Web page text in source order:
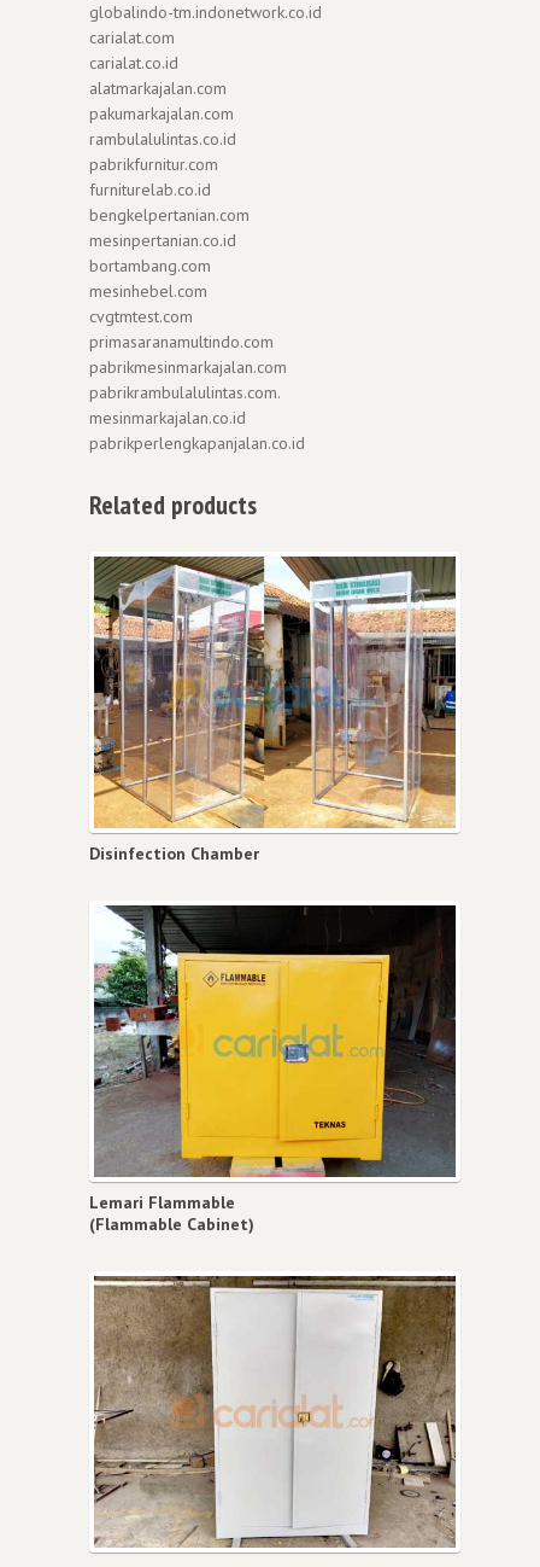
globalindo-tm.indonetwork.co.id
carialat.com
carialat.co.id
alatmarkajalan.com
pakumarkajalan.com
rambulalulintas.co.id
pabrikfurnitur.com
furniturelab.co.id
bengkelpertanian.com
mesinpertanian.co.id
bortambang.com
mesinhebel.com
cvgtmtest.com
primasaranamultindo.com
pabrikmesinmarkajalan.com
pabrikrambulalulintas.com.
mesinmarkajalan.co.id
pabrikperlengkapanjalan.co.id
Related products
Disinfection Chamber
Lemari Flammable
(Flammable Cabinet)